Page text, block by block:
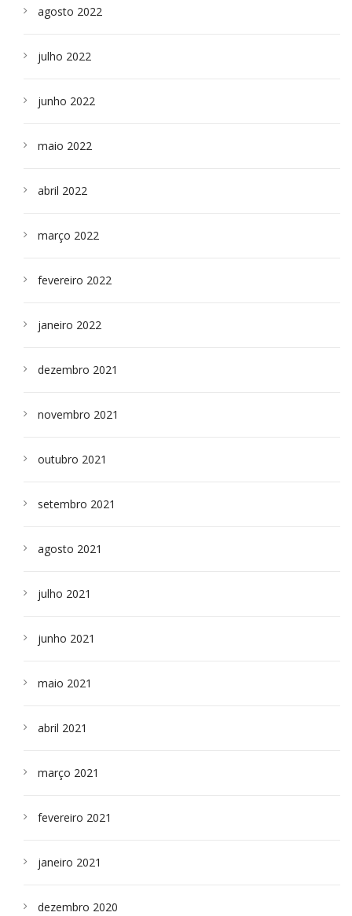
agosto 2022
julho 2022
junho 2022
maio 2022
abril 2022
março 2022
fevereiro 2022
janeiro 2022
dezembro 2021
novembro 2021
outubro 2021
setembro 2021
agosto 2021
julho 2021
junho 2021
maio 2021
abril 2021
março 2021
fevereiro 2021
janeiro 2021
dezembro 2020